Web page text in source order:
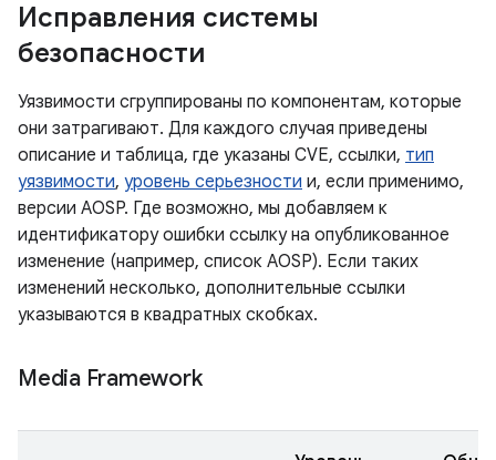
Исправления системы
безопасности
Уязвимости сгруппированы по компонентам, которые
они затрагивают. Для каждого случая приведены
описание и таблица, где указаны CVE, ссылки, тип
уязвимости, уровень серьезности и, если применимо,
версии AOSP. Где возможно, мы добавляем к
идентификатору ошибки ссылку на опубликованное
изменение (например, список AOSP). Если таких
изменений несколько, дополнительные ссылки
указываются в квадратных скобках.
Media Framework